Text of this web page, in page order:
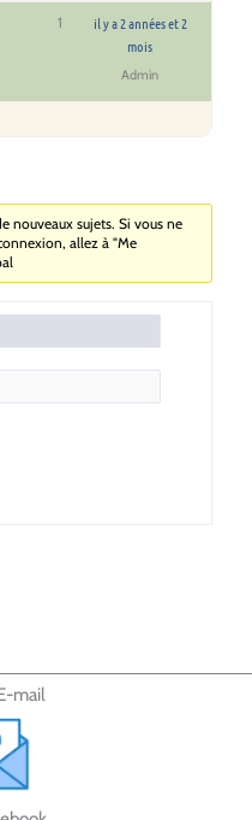
1
il y a 2 années et 2
mois
Admin
nouveaux sujets. Si vous ne
allez à "Me
mail